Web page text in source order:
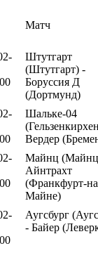
Матч
Штутгарт
(Штутгарт) -
Боруссия Д
(Дортмунд)
Шальке-04
Вердер
Майнц
Айнтрахт
(Франкфурт-
Майне)
Аугсбург
- Байер